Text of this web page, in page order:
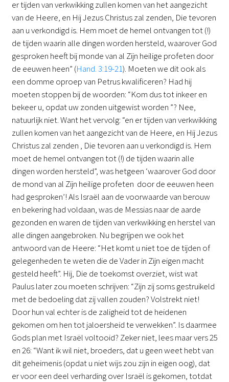
er tijden van verkwikking zullen komen van het aangezicht
van de Heere, en Hij Jezus Christus zal zenden, Die tevoren
aan u verkondigd is. Hem moet de hemel ontvangen tot (!)
de tijden waarin alle dingen worden hersteld, waarover God
gesproken heeft bij monde van al Zijn heilige profeten door
de eeuwen heen” (Hand. 3:19-21). Moeten we dit ook als
een domme oproep van Petrus kwalificeren? Had hij
moeten stoppen bij de woorden: “Kom dus tot inkeer en
bekeer u, opdat uw zonden uitgewist worden ”? Nee,
natuurlijk niet. Want het vervolg: “en er tijden van verkwikking
zullen komen van het aangezicht van de Heere, en Hij Jezus
Christus zal zenden , Die tevoren aan u verkondigd is. Hem
moet de hemel ontvangen tot (!) de tijden waarin alle
dingen worden hersteld”, was hetgeen ‘waarover God door
de mond van al Zijn heilige profeten door de eeuwen heen
had gesproken’! Als Israël aan de voorwaarde van berouw
en bekering had voldaan, was de Messias naar de aarde
gezonden en waren de tijden van verkwikking en herstel van
alle dingen aangebroken. Nu begrijpen we ook het
antwoord van de Heere: “Het komt u niet toe de tijden of
gelegenheden te weten die de Vader in Zijn eigen macht
gesteld heeft”. Hij, Die de toekomst overziet, wist wat
Paulus later zou moeten schrijven: “Zijn zij soms gestruikeld
met de bedoeling dat zij vallen zouden? Volstrekt niet!
Door hun val echter is de zaligheid tot de heidenen
gekomen om hen tot jaloersheid te verwekken”. Is daarmee
Gods plan met Israël voltooid? Zeker niet, lees maar vers 25
en 26: “Want ik wil niet, broeders, dat u geen weet hebt van
dit geheimenis (opdat u niet wijs zou zijn in eigen oog), dat
er voor een deel verharding over Israël is gekomen, totdat